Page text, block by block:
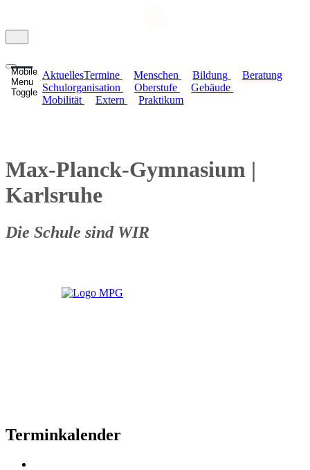
Mobile
Menu
Toggle
AktuellesTermine Menschen Bildung
Beratung
Schulorganisation
Oberstufe
Gebäude
Mobilität
Extern Praktikum
Max-Planck-Gymnasium |
Karlsruhe
Die Schule sind WIR
Terminkalender